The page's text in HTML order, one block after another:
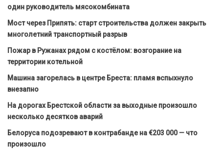
один руководитель мясокомбината
Мост через Припять: старт строительства должен закрыть
многолетний транспортный разрыв
Пожар в Ружанах рядом с костёлом: возгорание на
территории котельной
Машина загорелась в центре Бреста: пламя вспыхнуло
внезапно
На дорогах Брестской области за выходные произошло
несколько десятков аварий
Белоруса подозревают в контрабанде на €203 000 — что
произошло